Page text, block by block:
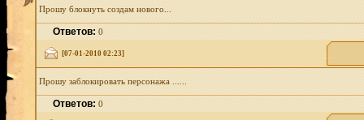
Прошу блокнуть создам нового...
Ответов:0
[07-01-2010 02:23]
Прошу заблокировать персонажа ......
Ответов:0